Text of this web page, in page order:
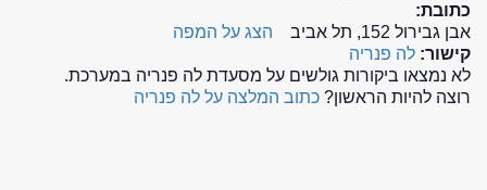
כתובת:
אבן גבירול 152, תל אביב
הצג על המפה
קישור: לה פנריה
לא נמצאו ביקורות גולשים על מסעדת לה פנריה במערכת.
רוצה להיות הראשון? כתוב המלצה על לה פנריה